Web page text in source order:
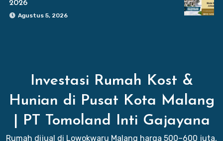
2026
Agustus 5, 2026
Investasi Rumah Kost &
Hunian di Pusat Kota Malang
| PT Tomoland Inti Gajayana
Rumah dijual di Lowokwaru Malang harga 500–600 juta,